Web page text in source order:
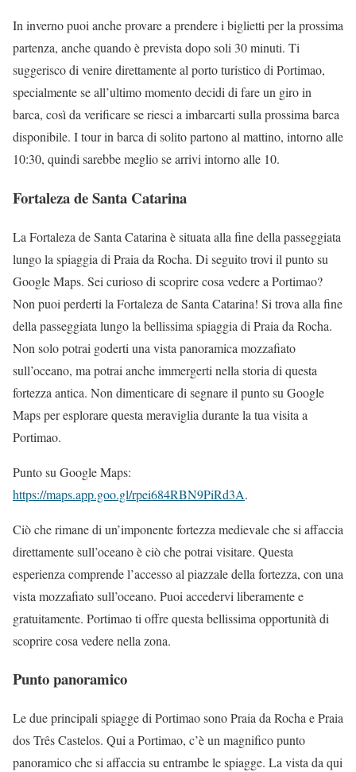
In inverno puoi anche provare a prendere i biglietti per la prossima
partenza, anche quando è prevista dopo soli 30 minuti. Ti
suggerisco di venire direttamente al porto turistico di Portimao,
specialmente se all’ultimo momento decidi di fare un giro in
barca, così da verificare se riesci a imbarcarti sulla prossima barca
disponibile. I tour in barca di solito partono al mattino, intorno alle
10:30, quindi sarebbe meglio se arrivi intorno alle 10.
Fortaleza de Santa Catarina
La Fortaleza de Santa Catarina è situata alla fine della passeggiata
lungo la spiaggia di Praia da Rocha. Di seguito trovi il punto su
Google Maps. Sei curioso di scoprire cosa vedere a Portimao?
Non puoi perderti la Fortaleza de Santa Catarina! Si trova alla fine
della passeggiata lungo la bellissima spiaggia di Praia da Rocha.
Non solo potrai goderti una vista panoramica mozzafiato
sull’oceano, ma potrai anche immergerti nella storia di questa
fortezza antica. Non dimenticare di segnare il punto su Google
Maps per esplorare questa meraviglia durante la tua visita a
Portimao.
Punto su Google Maps:
https://maps.app.goo.gl/rpei684RBN9PiRd3A.
Ciò che rimane di un’imponente fortezza medievale che si affaccia
direttamente sull’oceano è ciò che potrai visitare. Questa
esperienza comprende l’accesso al piazzale della fortezza, con una
vista mozzafiato sull’oceano. Puoi accedervi liberamente e
gratuitamente. Portimao ti offre questa bellissima opportunità di
scoprire cosa vedere nella zona.
Punto panoramico
Le due principali spiagge di Portimao sono Praia da Rocha e Praia
dos Três Castelos. Qui a Portimao, c’è un magnifico punto
panoramico che si affaccia su entrambe le spiagge. La vista da qui